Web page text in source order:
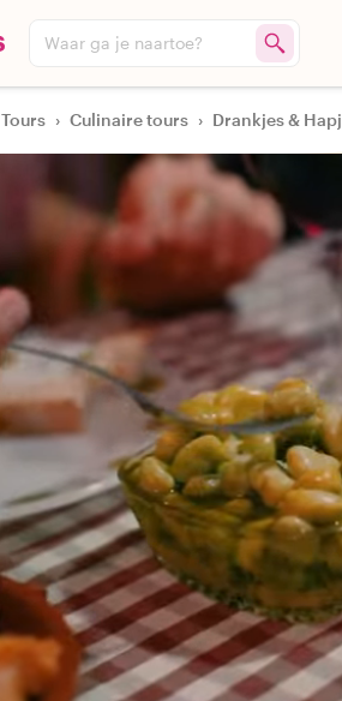
Waar ga je naartoe?
Tours › Culinaire tours › Drankjes &